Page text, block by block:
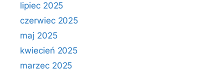
lipiec 2025
czerwiec 2025
maj 2025
kwiecień 2025
marzec 2025